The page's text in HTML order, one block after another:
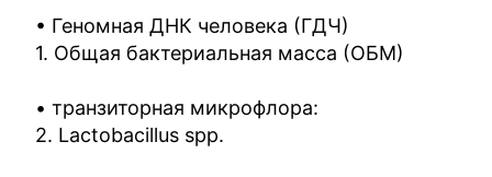
• Геномная ДНК человека (ГДЧ)
1. Общая бактериальная масса (ОБМ)
• транзиторная микрофлора:
2. Lactobacillus spp.